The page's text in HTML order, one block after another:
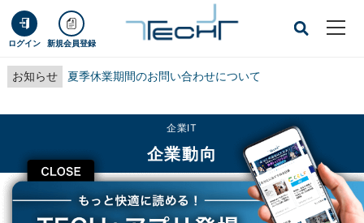
ログイン 新規会員登録
お知らせ 夏季休業期間のお問い合わせについて
CLOSE
企業IT
企業動向
TECH+ 企業IT
企業動向